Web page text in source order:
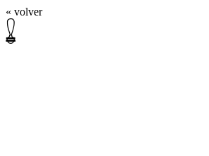
« volver